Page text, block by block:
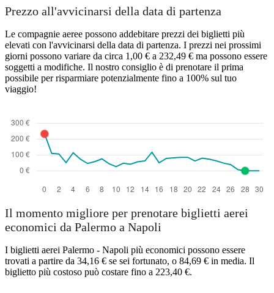
Prezzo all'avvicinarsi della data di partenza
Le compagnie aeree possono addebitare prezzi dei biglietti più
elevati con l'avvicinarsi della data di partenza. I prezzi nei prossimi
giorni possono variare da circa 1,00 € a 232,49 € ma possono essere
soggetti a modifiche. Il nostro consiglio è di prenotare il prima
possibile per risparmiare potenzialmente fino a 100% sul tuo
viaggio!
Il momento migliore per prenotare biglietti aerei
economici da Palermo a Napoli
I biglietti aerei Palermo - Napoli più economici possono essere
trovati a partire da 34,16 € se sei fortunato, o 84,69 € in media. Il
biglietto più costoso può costare fino a 223,40 €.